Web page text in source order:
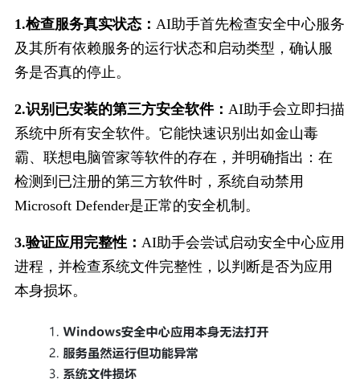
1.检查服务真实状态： AI助手首先检查安全中心服务
及其所有依赖服务的运行状态和启动类型，确认服
务是否真的停止。
2.识别已安装的第三方安全软件： AI助手会立即扫描
系统中所有安全软件。它能快速识别出如金山毒
霸、联想电脑管家等软件的存在，并明确指出：在
检测到已注册的第三方软件时，系统自动禁用
Microsoft Defender是正常的安全机制。
3.验证应用完整性： AI助手会尝试启动安全中心应用
进程，并检查系统文件完整性，以判断是否为应用
本身损坏。